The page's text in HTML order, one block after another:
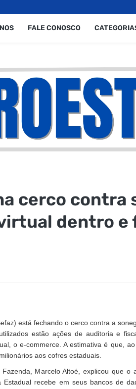
FALE CONOSCO
cerco contra
dentro e
está fechando o cerco contra a
estão ações de auditoria e
o e-commerce. A estimativa é que,
aos cofres estaduais.
Marcelo Altoé, explicou que
Estadual recebe em seus bancos de